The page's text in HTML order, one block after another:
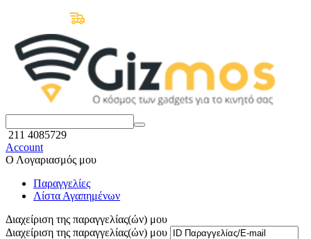
211 4085729
Account
Ο Λογαριασμός μου
Παραγγελίες
Λίστα Αγαπημένων
Διαχείριση της παραγγελίας(ών) μου
Διαχείριση της παραγγελίας(ών) μου